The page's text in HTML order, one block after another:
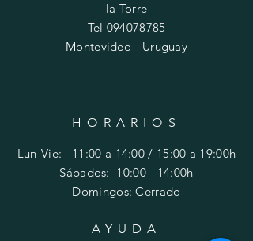
la Torre
Tel 094078785
Montevideo - Uruguay
HORARIOS
Lun-Vie: 11:00 a 14:00 / 15:00 a 19:00h
​​Sábados: 10:00 - 14:00h
Domingos: Cerrado
AYUDA